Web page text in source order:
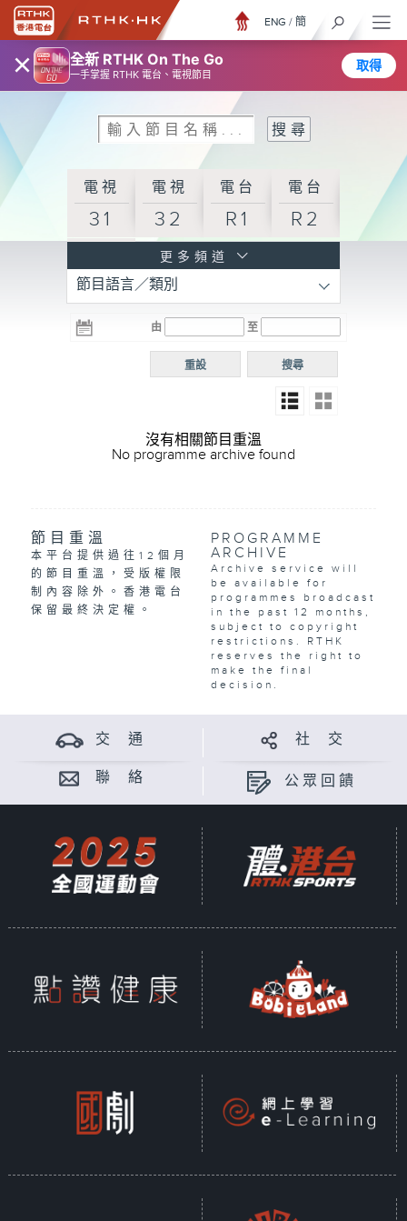
× 全新 RTHK On The Go
一手掌握 RTHK 電台、電視節目
取得
ENG / 簡
電視
31
電視
32
電台
R1
電台
R2
R3
電台 電台
R5
電台
普通
更多頻道
節目語言／類別
由 至
搜尋
重設
沒有相關節目重溫
No programme archive found
節目重溫
本平台提供過往12個月
的節目重溫，受版權限
制內容除外。香港電台
保留最終決定權。
PROGRAMME
ARCHIVE
Archive service will
be available for
programmes broadcast
in the past 12 months,
subject to copyright
restrictions. RTHK
reserves the right to
make the final
decision.
交 通 社 交
聯 絡 公眾回饋